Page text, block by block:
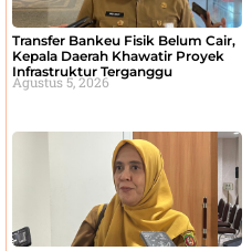
Transfer Bankeu Fisik Belum Cair,
Kepala Daerah Khawatir Proyek
Infrastruktur Terganggu
Agustus 5, 2026